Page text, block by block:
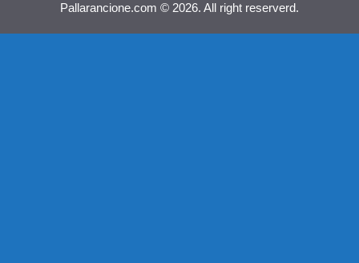
Pallarancione.com © 2026. All right reserverd.